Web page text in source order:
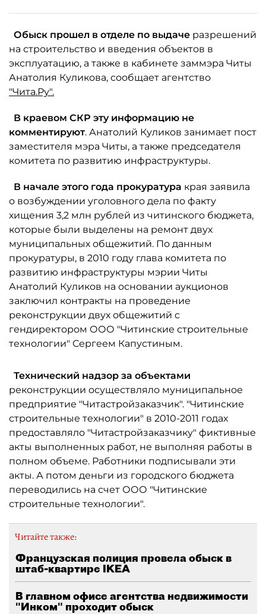
Обыск прошел в отделе по выдаче разрешений
на строительство и введения объектов в
эксплуатацию, а также в кабинете заммэра Читы
Анатолия Куликова, сообщает агентство
"Чита.Ру".
В краевом СКР эту информацию не
комментируют. Анатолий Куликов занимает пост
заместителя мэра Читы, а также председателя
комитета по развитию инфраструктуры.
В начале этого года прокуратура края заявила
о возбуждении уголовного дела по факту
хищения 3,2 млн рублей из читинского бюджета,
которые были выделены на ремонт двух
муниципальных общежитий. По данным
прокуратуры, в 2010 году глава комитета по
развитию инфраструктуры мэрии Читы
Анатолий Куликов на основании аукционов
заключил контракты на проведение
реконструкции двух общежитий с
гендиректором ООО "Читинские строительные
технологии" Сергеем Капустиным.
Технический надзор за объектами
реконструкции осуществляло муниципальное
предприятие "Читастройзаказчик". "Читинские
строительные технологии" в 2010-2011 годах
предоставляло "Читастройзаказчику" фиктивные
акты выполненных работ, не выполняя работы в
полном объеме. Работники подписывали эти
акты. А потом деньги из городского бюджета
переводились на счет ООО "Читинские
строительные технологии".
Читайте также:
Французская полиция провела обыск в
штаб-квартире IKEA
В главном офисе агентства недвижимости
"Инком" проходит обыск